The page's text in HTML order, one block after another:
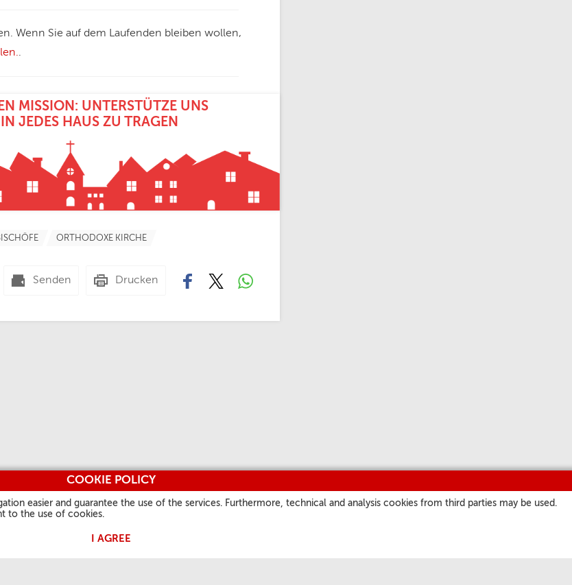
COOKIE POLICY
easier and guarantee the use of the services. Furthermore, technical and analysis cookies from third parties may be used.
to the use of cookies.
I AGREE
Wenn Sie auf dem Laufenden bleiben wollen,
.
MISSION: UNTERSTÜTZE UNS D
JEDES HAUS ZU TRAGEN
ORTHODOXE KIRCHE
Senden Drucken